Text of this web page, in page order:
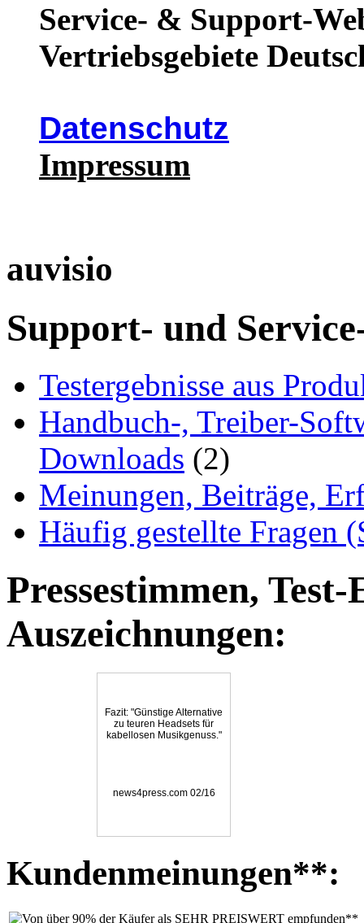
Service- & Support-
Vertriebsgebiete
Datenschutz
Impressum
auvisio
Support- und
Testergebnisse aus
Handbuch-, Treiber-
Downloads (2)
Meinungen, Beiträge,
Häufig gestellte Fragen
Pressestimmen,
Auszeichnungen:
Fazit: "Günstige Alternative
zu teuren Headsets für
kabellosen Musikgenuss."
news4press.com 02/16
Kundenmeinungen**: